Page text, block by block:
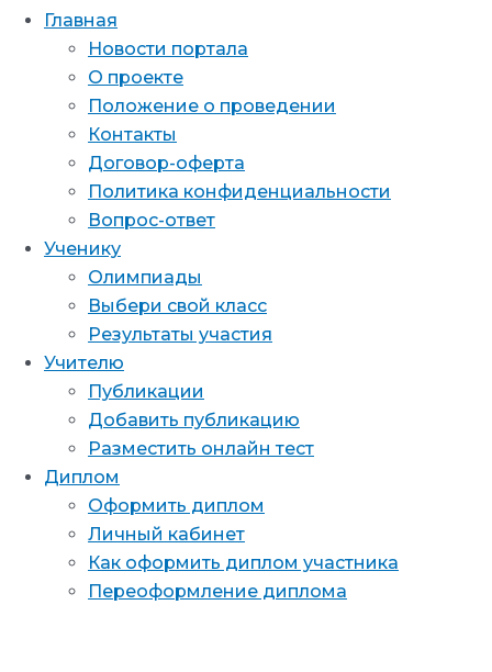
Главная
Новости портала
О проекте
Положение о проведении
Контакты
Договор-оферта
Политика конфиденциальности
Вопрос-ответ
Ученику
Олимпиады
Выбери свой класс
Результаты участия
Учителю
Публикации
Добавить публикацию
Разместить онлайн тест
Диплом
Оформить диплом
Личный кабинет
Как оформить диплом участника
Переоформление диплома